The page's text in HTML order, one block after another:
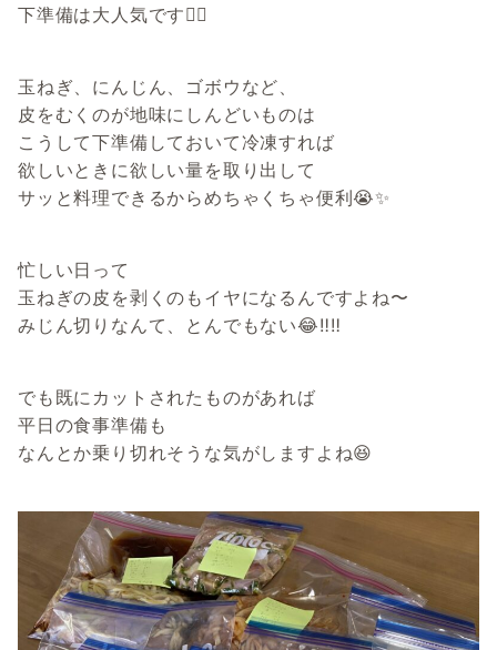
下準備は大人気です✌🏻
玉ねぎ、にんじん、ゴボウなど、
皮をむくのが地味にしんどいものは
こうして下準備しておいて冷凍すれば
欲しいときに欲しい量を取り出して
サッと料理できるからめちゃくちゃ便利😭✨
忙しい日って
玉ねぎの皮を剥くのもイヤになるんですよね〜
みじん切りなんて、とんでもない😂‼️‼️
でも既にカットされたものがあれば
平日の食事準備も
なんとか乗り切れそうな気がしますよね😆